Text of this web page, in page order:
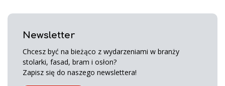
Newsletter
Chcesz być na bieżąco z wydarzeniami w branży
stolarki, fasad, bram i osłon?
Zapisz się do naszego newslettera!